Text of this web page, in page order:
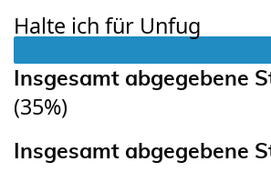
Halte ich für Unfug
Insgesamt abgegebene
(35%)
Insgesamt abgegebene